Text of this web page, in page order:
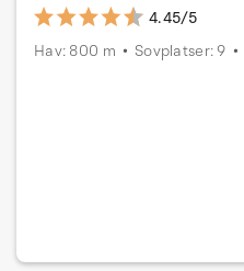
4.45/5
Hav: 800 m
Sovplatser: 9